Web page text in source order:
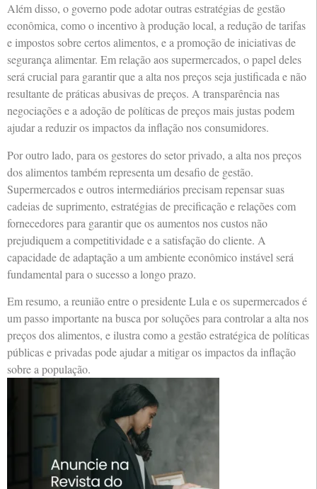
Além disso, o governo pode adotar outras estratégias de gestão
econômica, como o incentivo à produção local, a redução de tarifas
e impostos sobre certos alimentos, e a promoção de iniciativas de
segurança alimentar. Em relação aos supermercados, o papel deles
será crucial para garantir que a alta nos preços seja justificada e não
resultante de práticas abusivas de preços. A transparência nas
negociações e a adoção de políticas de preços mais justas podem
ajudar a reduzir os impactos da inflação nos consumidores.
Por outro lado, para os gestores do setor privado, a alta nos preços
dos alimentos também representa um desafio de gestão.
Supermercados e outros intermediários precisam repensar suas
cadeias de suprimento, estratégias de precificação e relações com
fornecedores para garantir que os aumentos nos custos não
prejudiquem a competitividade e a satisfação do cliente. A
capacidade de adaptação a um ambiente econômico instável será
fundamental para o sucesso a longo prazo.
Em resumo, a reunião entre o presidente Lula e os supermercados é
um passo importante na busca por soluções para controlar a alta nos
preços dos alimentos, e ilustra como a gestão estratégica de políticas
públicas e privadas pode ajudar a mitigar os impactos da inflação
sobre a população.